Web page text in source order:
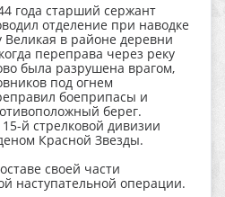
года старший сержант
отделение при наводке
в районе деревни
переправа через реку
была разрушена врагом,
под огнем
боеприпасы и
берег.
й стрелковой дивизии
Красной Звезды.
своей части
наступательной операции.